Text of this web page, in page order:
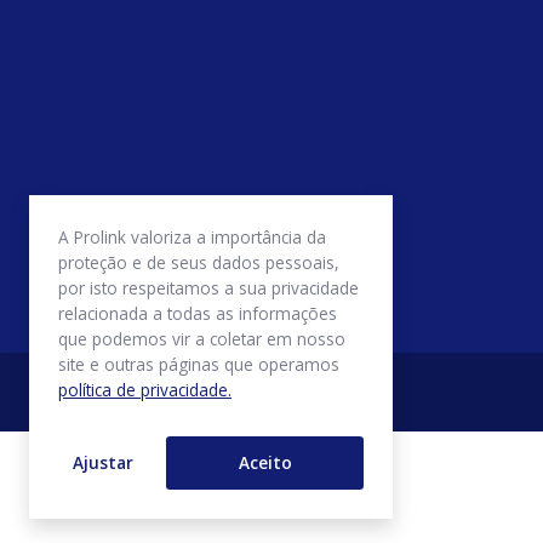
A Prolink valoriza a importância da
proteção e de seus dados pessoais,
por isto respeitamos a sua privacidade
relacionada a todas as informações
que podemos vir a coletar em nosso
site e outras páginas que operamos
política de privacidade.
Ajustar Aceito